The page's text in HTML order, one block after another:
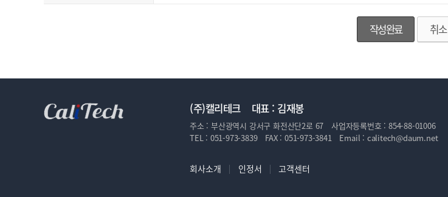
취소
(주)캘리테크 대표 : 김재봉
주소 : 부산광역시 강서구 화전산단2로 67 사업자등록번호 :854-88-01006
TEL : 051-973-3839 FAX : 051-973-3841 Email : calitech@daum.net
회사소개 인정서 고객센터